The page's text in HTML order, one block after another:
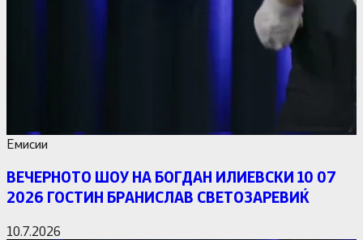
Емисии
ВЕЧЕРНОТО ШОУ НА БОГДАН ИЛИЕВСКИ 10 07
2026 ГОСТИН БРАНИСЛАВ СВЕТОЗАРЕВИЌ
10.7.2026